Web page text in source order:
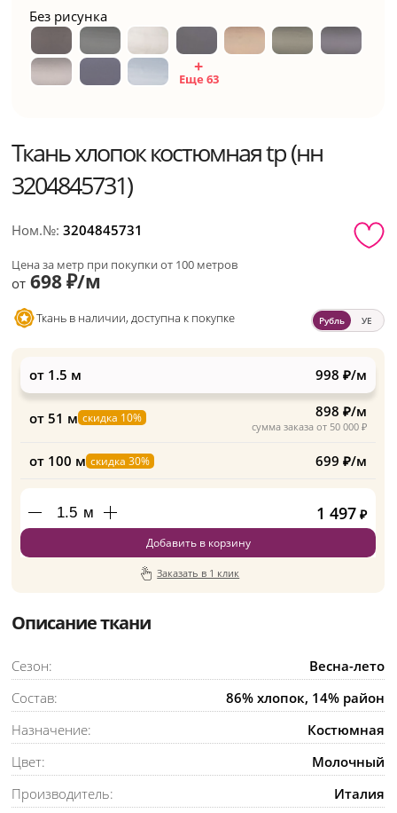
Без рисунка
Еще 63
Ткань хлопок костюмная tp (нн
3204845731)
Ном.№:3204845731
Цена за метр при покупки от 100 метров
от 698 ₽/м
Ткань в наличии, доступна к покупке Рубль УЕ
от 1.5 м 998 ₽/м
от 51 м скидка 10%
сумма заказа от 50 000 ₽
898 ₽/м
от 100 м скидка 30% 699 ₽/м
м 1 497 ₽
Добавить в корзину
Заказать в 1 клик
Описание ткани
Сезон:
Весна-лето
Состав:
86% хлопок, 14% район
Назначение:
Костюмная
Цвет:
Молочный
Производитель:
Италия